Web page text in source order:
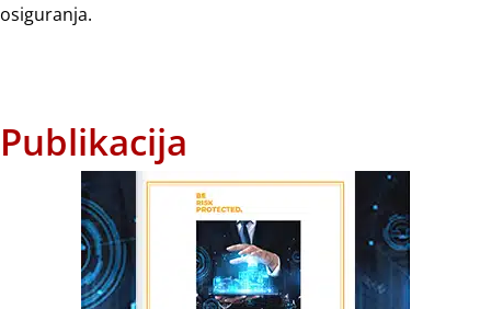
osiguranja.
Publikacija